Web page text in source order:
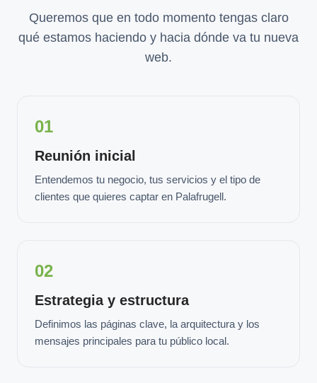
Queremos que en todo momento tengas claro
qué estamos haciendo y hacia dónde va tu nueva
web.
01
Reunión inicial
Entendemos tu negocio, tus servicios y el tipo de
clientes que quieres captar en Palafrugell.
02
Estrategia y estructura
Definimos las páginas clave, la arquitectura y los
mensajes principales para tu público local.